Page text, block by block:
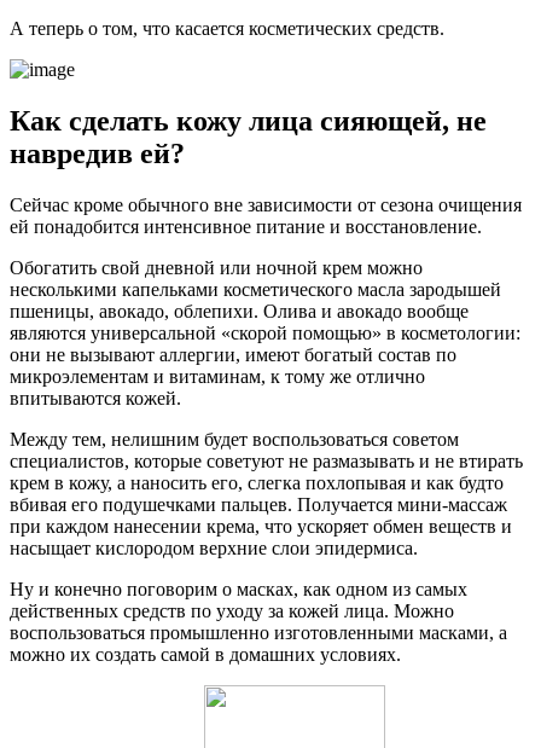
А теперь о том, что касается косметических средств.
Как сделать кожу лица сияющей, не
навредив ей?
Сейчас кроме обычного вне зависимости от сезона очищения
ей понадобится интенсивное питание и восстановление.
Обогатить свой дневной или ночной крем можно
несколькими капельками косметического масла зародышей
пшеницы, авокадо, облепихи. Олива и авокадо вообще
являются универсальной «скорой помощью» в косметологии:
они не вызывают аллергии, имеют богатый состав по
микроэлементам и витаминам, к тому же отлично
впитываются кожей.
Между тем, нелишним будет воспользоваться советом
специалистов, которые советуют не размазывать и не втирать
крем в кожу, а наносить его, слегка похлопывая и как будто
вбивая его подушечками пальцев. Получается мини-массаж
при каждом нанесении крема, что ускоряет обмен веществ и
насыщает кислородом верхние слои эпидермиса.
Ну и конечно поговорим о масках, как одном из самых
действенных средств по уходу за кожей лица. Можно
воспользоваться промышленно изготовленными масками, а
можно их создать самой в домашних условиях.